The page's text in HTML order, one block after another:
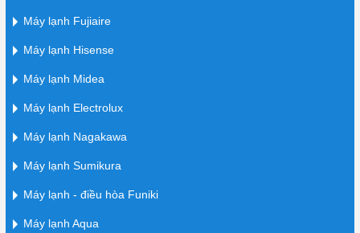
Máy lạnh Fujiaire
Máy lạnh Hisense
Máy lạnh Midea
Máy lạnh Electrolux
Máy lạnh Nagakawa
Máy lạnh Sumikura
Máy lạnh - điều hòa Funiki
Máy lạnh Aqua